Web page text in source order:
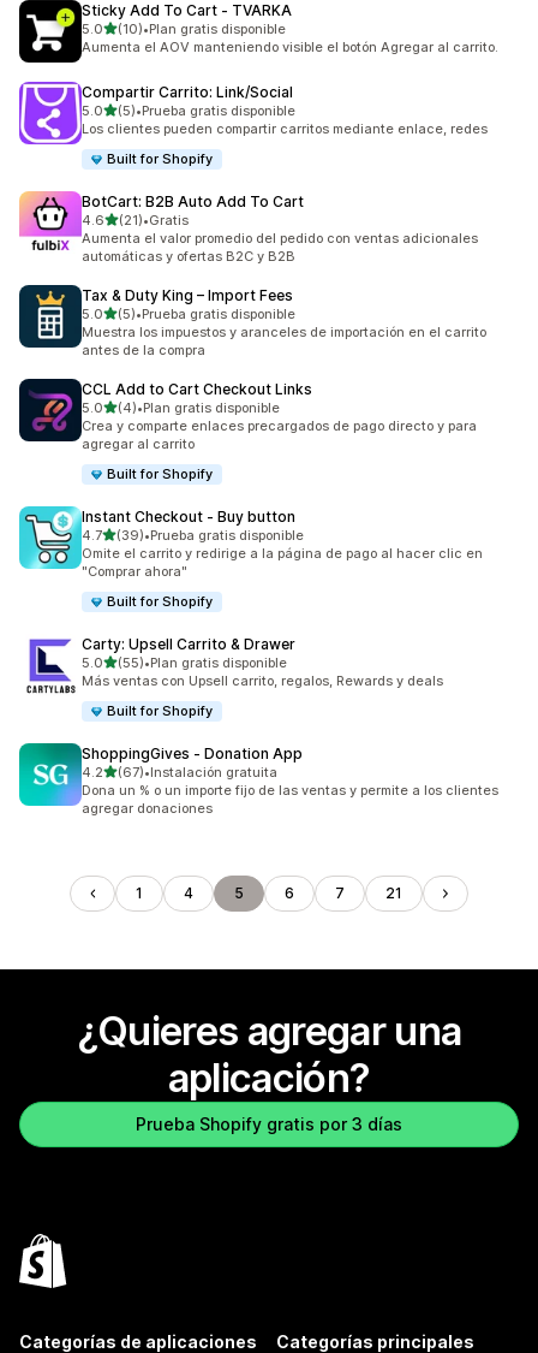
Sticky Add To Cart ‑ TVARKA
5.0de 5 estrellas
(10)
10 reseñas en total
•Plan gratis disponible
Aumenta el AOV manteniendo visible el botón Agregar al carrito.
Compartir Carrito: Link/Social
5.0de 5 estrellas
(5)
5 reseñas en total
•Prueba gratis disponible
Los clientes pueden compartir carritos mediante enlace, redes
Built for Shopify
BotCart: B2B Auto Add To Cart
4.6de 5 estrellas
(21)
21 reseñas en total
•Gratis
Aumenta el valor promedio del pedido con ventas adicionales
automáticas y ofertas B2C y B2B
Tax & Duty King – Import Fees
5.0de 5 estrellas
(5)
5 reseñas en total
•Prueba gratis disponible
Muestra los impuestos y aranceles de importación en el carrito
antes de la compra
CCL Add to Cart Checkout Links
5.0de 5 estrellas
(4)
4 reseñas en total
•Plan gratis disponible
Crea y comparte enlaces precargados de pago directo y para
agregar al carrito
Built for Shopify
Instant Checkout ‑ Buy button
4.7de 5 estrellas
(39)
39 reseñas en total
•Prueba gratis disponible
Omite el carrito y redirige a la página de pago al hacer clic en
"Comprar ahora"
Built for Shopify
Carty: Upsell Carrito & Drawer
5.0de 5 estrellas
(55)
55 reseñas en total
•Plan gratis disponible
Más ventas con Upsell carrito, regalos, Rewards y deals
Built for Shopify
ShoppingGives ‑ Donation App
4.2de 5 estrellas
(67)
67 reseñas en total
•Instalación gratuita
Dona un % o un importe fijo de las ventas y permite a los clientes
agregar donaciones
1 4 5 6 7 21
¿Quieres agregar una
aplicación?
Prueba Shopify gratis por 3 días
Categorías de aplicaciones Categorías principales